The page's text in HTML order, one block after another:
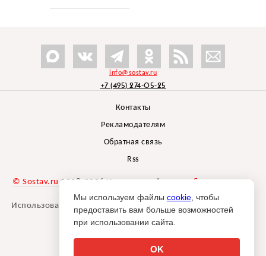
info@sostav.ru
+7 (495) 274-05-25
Контакты
Рекламодателям
Обратная связь
Rss
© Sostav.ru 1998-2026 Независимый проектбрендингового
агентства Depot
Использование материалов Sostav.ru допустимо только при
указании источника.
Мы используем файлы cookie , чтобы
предоставить вам больше возможностей
при использовании сайта.
OK